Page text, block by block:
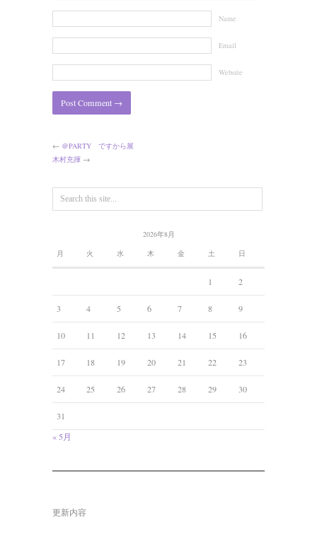
Name
Email
Website
← ＠PARTY ですから展
木村充揮 →
2026年8月
月 火 水 木 金 土 日
1 2
3 4 5 6 7 8 9
10 11 12 13 14 15 16
17 18 19 20 21 22 23
24 25 26 27 28 29 30
31
« 5月
更新内容